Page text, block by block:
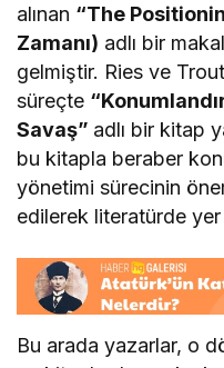
alınan “The
Zamanı) adlı bir
gelmiştir. Ries ve
süreçte
Savaş” adlı bir kitap
bu kitapla beraber
yönetimi sürecinin
edilerek literatürde
Bu arada yazarlar, o